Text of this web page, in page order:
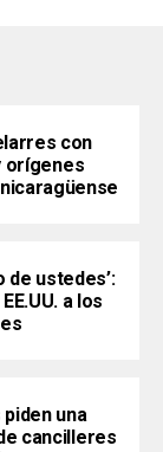
con
orígenes
de ustedes’:
a los
una
cancilleres